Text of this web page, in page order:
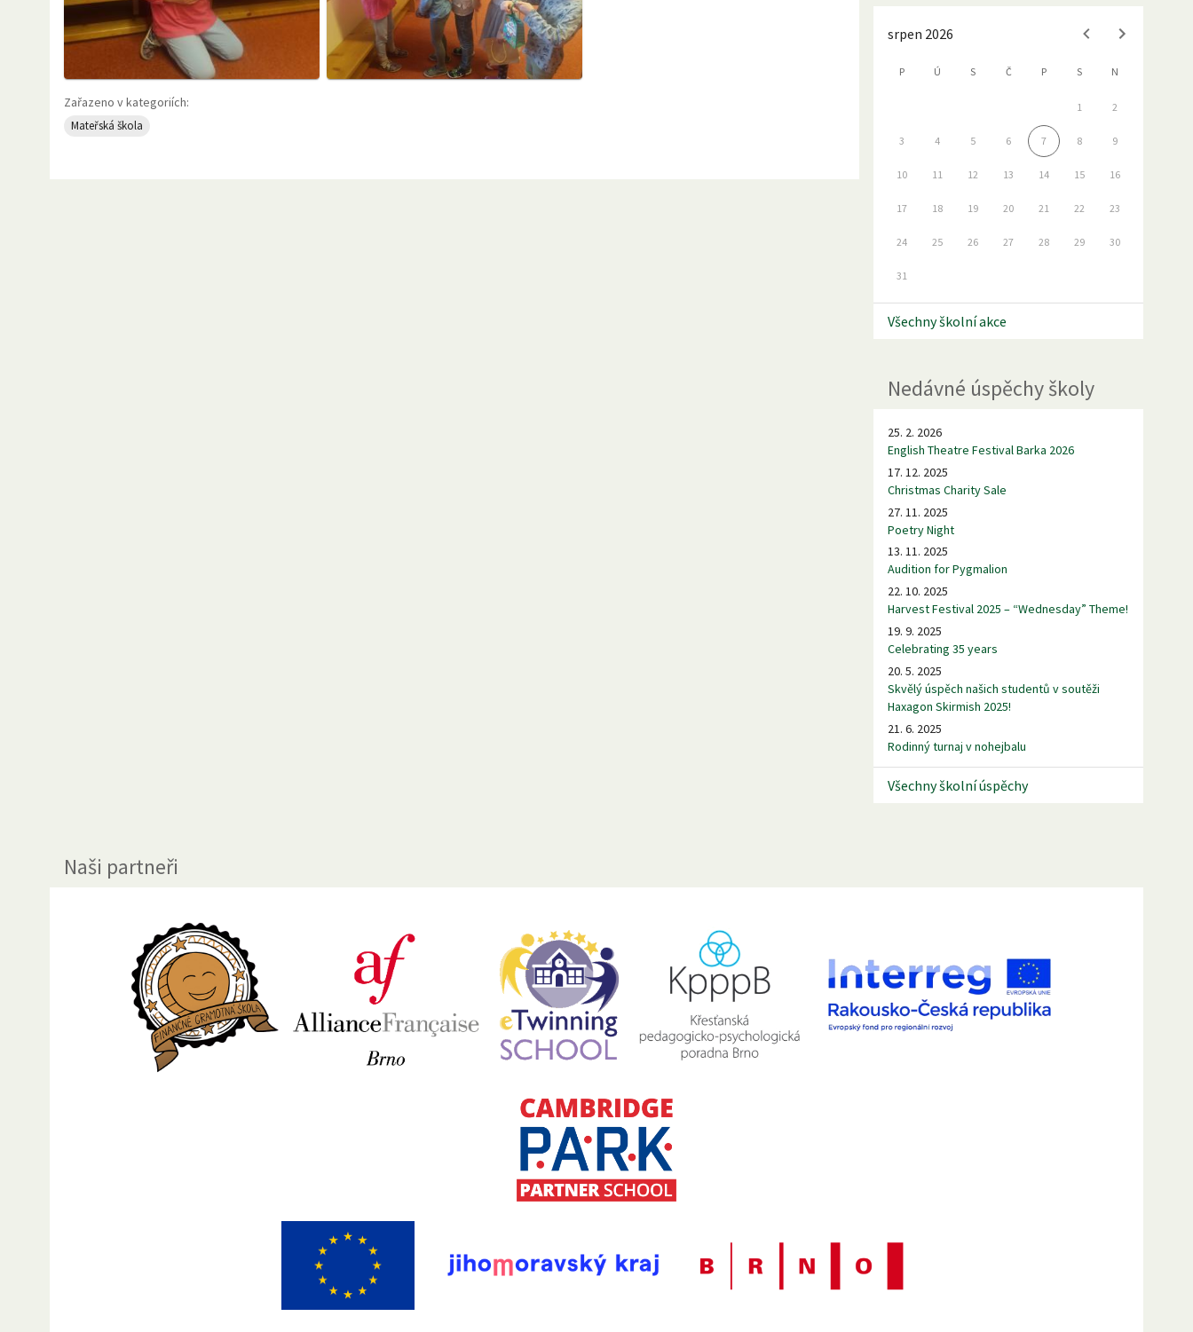
Zařazeno v kategoriích:
Mateřská škola
srpen 2026
P Ú S Č P S N
1 2
3 4 5 6 7 8 9
10 11 12 13 14 15 16
17 18 19 20 21 22 23
24 25 26 27 28 29 30
31
Všechny školní akce
Nedávné úspěchy školy
25. 2. 2026
English Theatre Festival Barka 2026
17. 12. 2025
Christmas Charity Sale
27. 11. 2025
Poetry Night
13. 11. 2025
Audition for Pygmalion
22. 10. 2025
Harvest Festival 2025 – “Wednesday” Theme!
19. 9. 2025
Celebrating 35 years
20. 5. 2025
Skvělý úspěch našich studentů v soutěži
Haxagon Skirmish 2025!
21. 6. 2025
Rodinný turnaj v nohejbalu
Všechny školní úspěchy
Naši partneři